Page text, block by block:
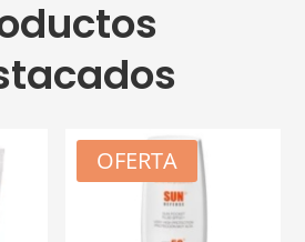
OFERTA